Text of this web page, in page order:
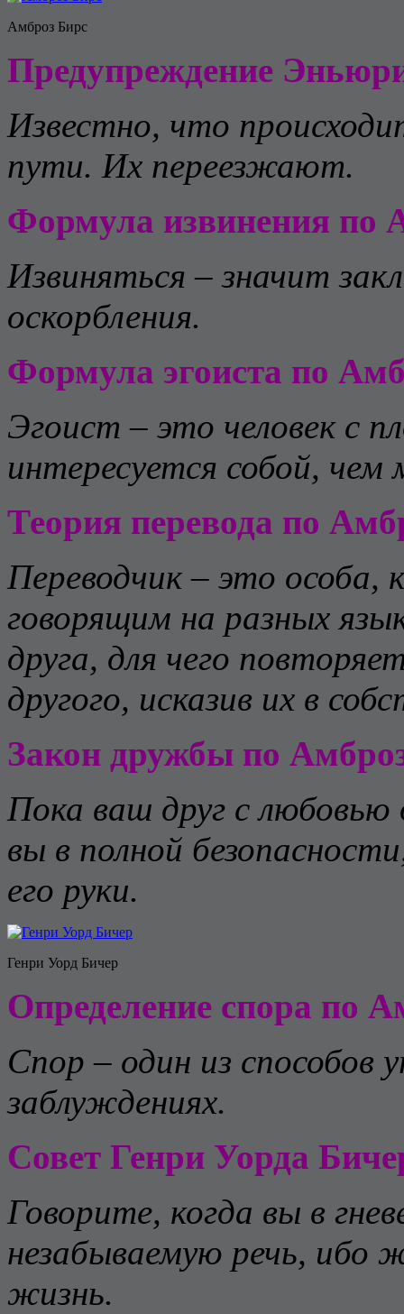
Амброз Бирс
Предупреждение
Известно, что
пути. Их переезжают.
Формула извинения по
Извиняться – значит
оскорбления.
Формула эгоиста по
Эгоист – это человек с
интересуется собой, чем
Теория перевода по
Переводчик – это особа,
говорящим на разных
друга, для чего
другого, исказив их в
Закон дружбы по
Пока ваш друг с
вы в полной
его руки.
Генри Уорд Бичер
Определение спора по
Спор – один из способов
заблуждениях.
Совет Генри Уорда
Говорите, когда вы в
незабываемую речь, ибо
жизнь.